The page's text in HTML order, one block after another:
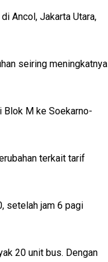
Ancol, Jakarta Utara,
seiring meningkatnya
Blok M ke Soekarno-
terkait tarif
setelah jam 6 pagi
20 unit bus. Dengan